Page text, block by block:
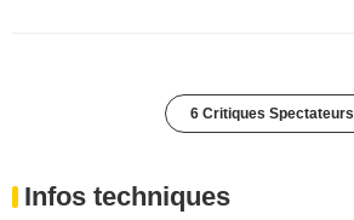
6 Critiques Spectateurs
Infos techniques